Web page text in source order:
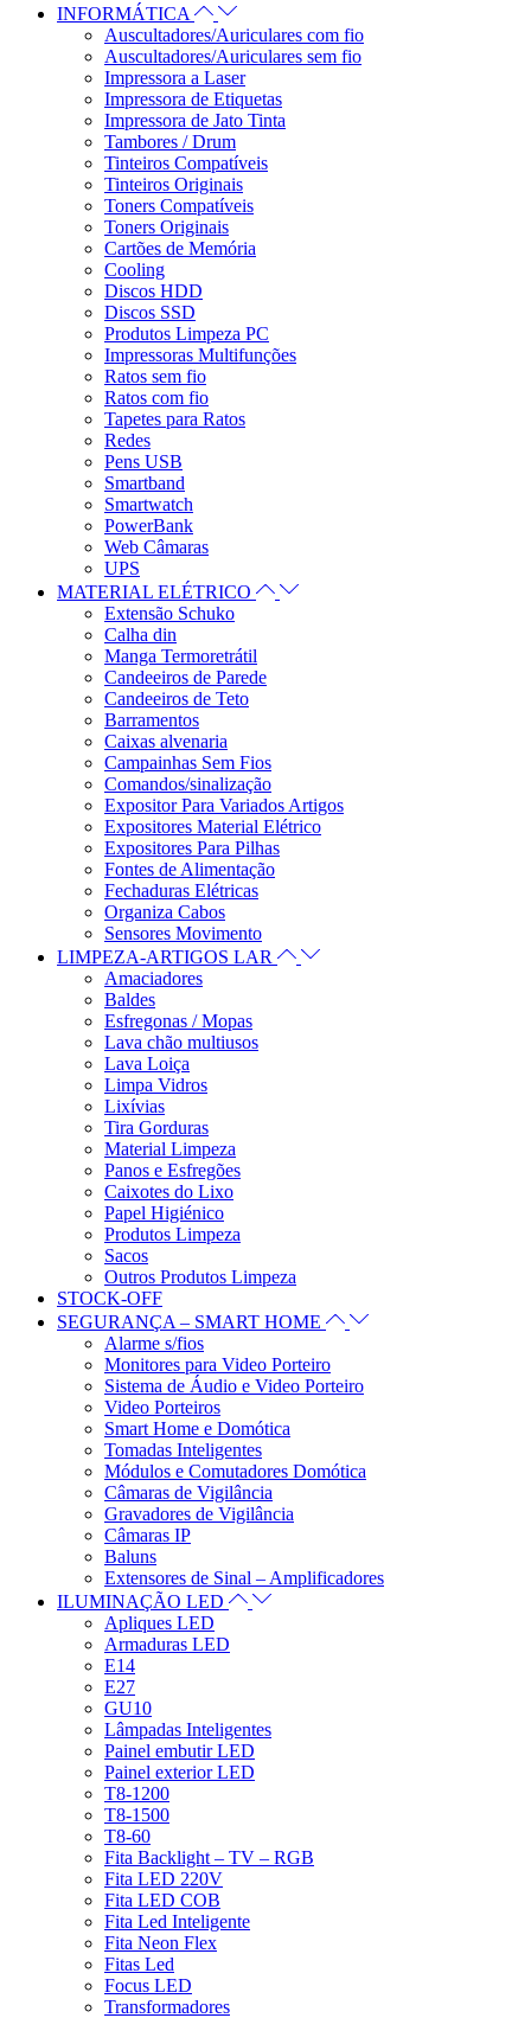
INFORMÁTICA
Auscultadores/Auriculares com fio
Auscultadores/Auriculares sem fio
Impressora a Laser
Impressora de Etiquetas
Impressora de Jato Tinta
Tambores / Drum
Tinteiros Compatíveis
Tinteiros Originais
Toners Compatíveis
Toners Originais
Cartões de Memória
Cooling
Discos HDD
Discos SSD
Produtos Limpeza PC
Impressoras Multifunções
Ratos sem fio
Ratos com fio
Tapetes para Ratos
Redes
Pens USB
Smartband
Smartwatch
PowerBank
Web Câmaras
UPS
MATERIAL ELÉTRICO
Extensão Schuko
Calha din
Manga Termoretrátil
Candeeiros de Parede
Candeeiros de Teto
Barramentos
Caixas alvenaria
Campainhas Sem Fios
Comandos/sinalização
Expositor Para Variados Artigos
Expositores Material Elétrico
Expositores Para Pilhas
Fontes de Alimentação
Fechaduras Elétricas
Organiza Cabos
Sensores Movimento
LIMPEZA-ARTIGOS LAR
Amaciadores
Baldes
Esfregonas / Mopas
Lava chão multiusos
Lava Loiça
Limpa Vidros
Lixívias
Tira Gorduras
Material Limpeza
Panos e Esfregões
Caixotes do Lixo
Papel Higiénico
Produtos Limpeza
Sacos
Outros Produtos Limpeza
STOCK-OFF
SEGURANÇA – SMART HOME
Alarme s/fios
Monitores para Video Porteiro
Sistema de Áudio e Video Porteiro
Video Porteiros
Smart Home e Domótica
Tomadas Inteligentes
Módulos e Comutadores Domótica
Câmaras de Vigilância
Gravadores de Vigilância
Câmaras IP
Baluns
Extensores de Sinal – Amplificadores
ILUMINAÇÃO LED
Apliques LED
Armaduras LED
E14
E27
GU10
Lâmpadas Inteligentes
Painel embutir LED
Painel exterior LED
T8-1200
T8-1500
T8-60
Fita Backlight – TV – RGB
Fita LED 220V
Fita LED COB
Fita Led Inteligente
Fita Neon Flex
Fitas Led
Focus LED
Transformadores